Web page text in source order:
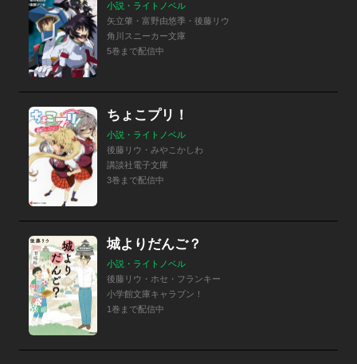
小説・ライトノベル
矢立肇・富野由悠季・後藤リウ
角川スニーカー文庫
5巻まで配信中
ちょこプリ！
小説・ライトノベル
後藤リウ・みやこかしわ
講談社電子文庫
3巻まで配信中
城よりだんご？
小説・ライトノベル
後藤リウ・ホセ・フランキー
小学館文庫キャラブン！
1巻まで配信中